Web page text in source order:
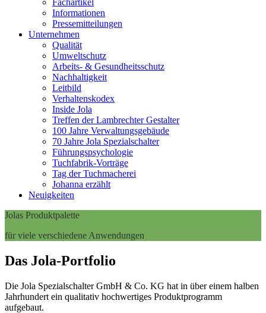
Fachartikel
Informationen
Pressemitteilungen
Unternehmen
Qualität
Umweltschutz
Arbeits- & Gesundheitsschutz
Nachhaltigkeit
Leitbild
Verhaltenskodex
Inside Jola
Treffen der Lambrechter Gestalter
100 Jahre Verwaltungsgebäude
70 Jahre Jola Spezialschalter
Führungspsychologie
Tuchfabrik-Vorträge
Tag der Tuchmacherei
Johanna erzählt
Neuigkeiten
Jolas Produktpalette
für viele verschiedene Anwendungen
Das Jola-Portfolio
Die Jola Spezialschalter GmbH & Co. KG hat in über einem halben
Jahrhundert ein qualitativ hochwertiges Produktprogramm
aufgebaut.